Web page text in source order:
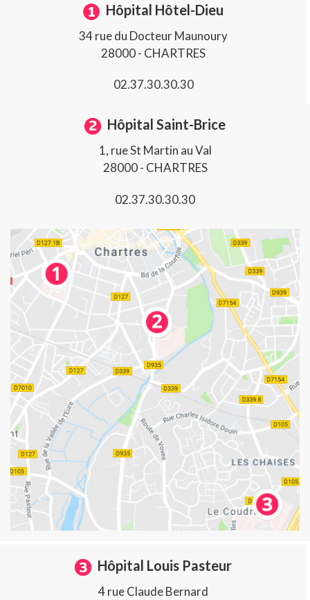
Hôpital Hôtel-Dieu
34 rue du Docteur Maunoury
28000 - CHARTRES
02.37.30.30.30
Hôpital Saint-Brice
1, rue St Martin au Val
28000 - CHARTRES
02.37.30.30.30
Hôpital Louis Pasteur
4 rue Claude Bernard